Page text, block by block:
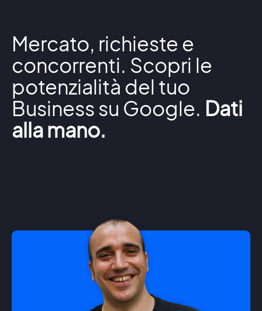
Mercato, richieste e
concorrenti. Scopri le
potenzialità del tuo
Business su Google. Dati
alla mano.